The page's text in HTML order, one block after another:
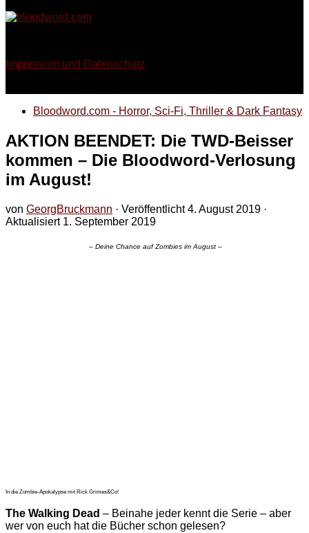
Impressum und Datenschutz
Bloodword.com - Horror, Sci-Fi, Thriller & Dark Fantasy
AKTION BEENDET: Die TWD-Beisser
kommen – Die Bloodword-Verlosung
im August!
von GeorgBruckmann · Veröffentlicht4. August 2019 ·
Aktualisiert 1. September 2019
– Deine Chance auf Zombies im August –
In die Zombie-Apokalypse mit Rick Grimes&Co!
The Walking Dead – Beinahe jeder kennt die Serie – aber
wer von euch hat die Bücher schon gelesen?